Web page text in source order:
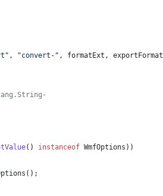
, "convert-" , formatExt , exportFormat
() instanceof WmfOptions ))
();